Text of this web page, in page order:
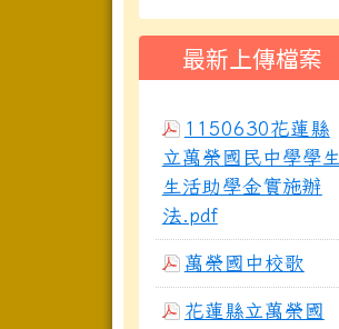
最新上傳檔案
1150630花蓮縣
立萬榮國民中學學生
生活助學金實施辦
法.pdf
萬榮國中校歌
花蓮縣立萬榮國